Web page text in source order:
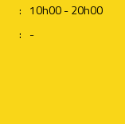
: 10h00 - 20h00
: -